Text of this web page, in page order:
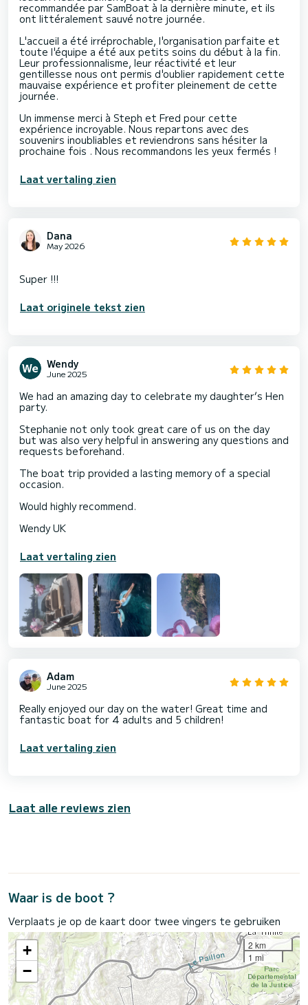
recommandée par SamBoat à la dernière minute, et ils
ont littéralement sauvé notre journée.
L'accueil a été irréprochable, l'organisation parfaite et
toute l'équipe a été aux petits soins du début à la fin.
Leur professionnalisme, leur réactivité et leur
gentillesse nous ont permis d'oublier rapidement cette
mauvaise expérience et profiter pleinement de cette
journée.
Un immense merci à Steph et Fred pour cette
expérience incroyable. Nous repartons avec des
souvenirs inoubliables et reviendrons sans hésiter la
prochaine fois . Nous recommandons les yeux fermés !
Laat vertaling zien
Dana
May 2026
Laat originele tekst zien
Wendy
June 2025
We had an amazing day to celebrate my daughter’s Hen
party.
Stephanie not only took great care of us on the day
but was also very helpful in answering any questions and
requests beforehand.
The boat trip provided a lasting memory of a special
occasion.
Would highly recommend.
Wendy UK
Laat vertaling zien
Adam
June 2025
Really enjoyed our day on the water! Great time and
fantastic boat for 4 adults and 5 children!
Laat vertaling zien
Laat alle reviews zien
Waar is de boot ?
Verplaats je op de kaart door twee vingers te gebruiken
+
−
2 km
1 mi